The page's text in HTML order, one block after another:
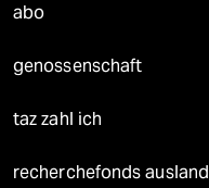
abo
genossenschaft
taz zahl ich
recherchefonds ausland